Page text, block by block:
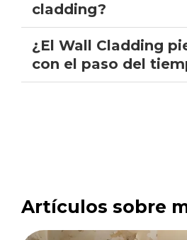
cladding?
¿El Wall Cladding
con el paso del
Artículos sobre